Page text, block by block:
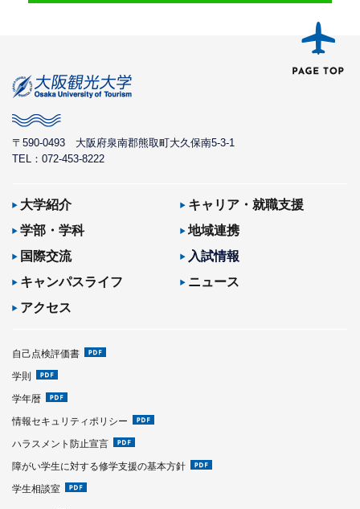
〒590-0493 大阪府泉南郡熊取町大久保南5-3-1
TEL：072-453-8222
大学紹介
キャリア・就職支援
学部・学科
地域連携
国際交流
入試情報
キャンパスライフ
ニュース
アクセス
自己点検評価書
学則
学年暦
情報セキュリティポリシー
ハラスメント防止宣言
障がい学生に対する修学支援の基本方針
学生相談室